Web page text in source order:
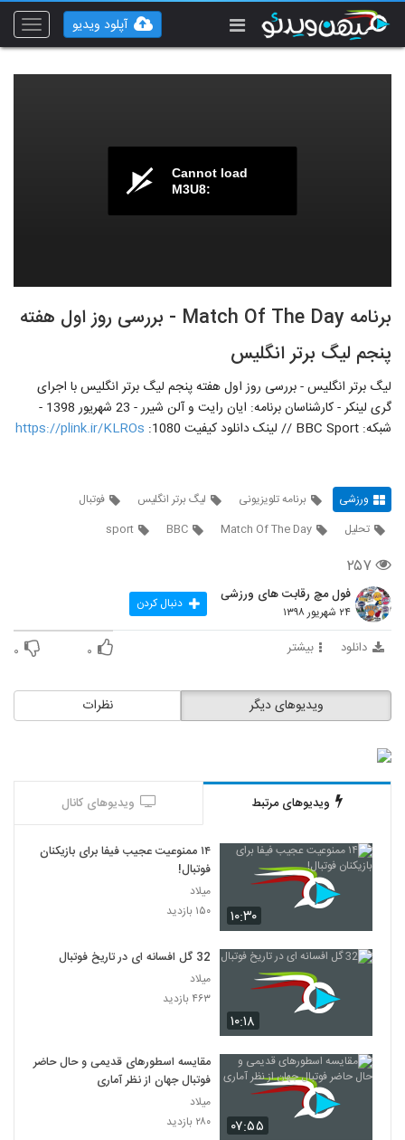
Toggle
آپلود ویدیو
Cannot load
M3U8:
برنامه Match Of The Day - بررسی روز اول هفته
پنجم لیگ برتر انگلیس
لیگ برتر انگلیس - بررسی روز اول هفته پنجم لیگ برتر انگلیس با اجرای
گری لینکر - کارشناسان برنامه: ایان رایت و آلن شیرر - 23 شهریور 1398 -
شبکه: BBC Sport // لینک دانلود کیفیت 1080:
https://plink.ir/KLROs
ورزشی برنامه تلویزیونی لیگ برتر انگلیس
فوتبال
تحلیل
Match Of The Day
BBC
sport
۲۵۷
فول مچ رقابت های ورزشی
۲۴ شهریور ۱۳۹۸ دنبال کردن
دانلود بیشتر ۰ ۰
نظرات ویدیوهای دیگر
ویدیوهای مرتبط ویدیوهای کانال
۱۰:۳۰
۱۴ ممنوعیت عجیب فیفا برای بازیکنان
فوتبال!
میلاد
۱۵۰ بازدید
۱۰:۱۸
32 گل افسانه ای در تاریخ فوتبال
میلاد
۴۶۳ بازدید
۰۷:۵۵
مقایسه اسطورهای قدیمی و حال حاضر
فوتبال جهان از نظر آماری
میلاد
۲۸۰ بازدید